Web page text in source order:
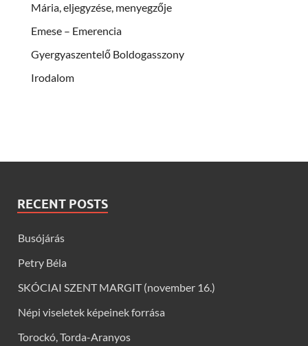
Mária, eljegyzése, menyegzője
Emese – Emerencia
Gyergyaszentelő Boldogasszony
Irodalom
RECENT POSTS
Busójárás
Petry Béla
SKÓCIAI SZENT MARGIT (november 16.)
Népi viseletek képeinek forrása
Torockó, Torda-Aranyos